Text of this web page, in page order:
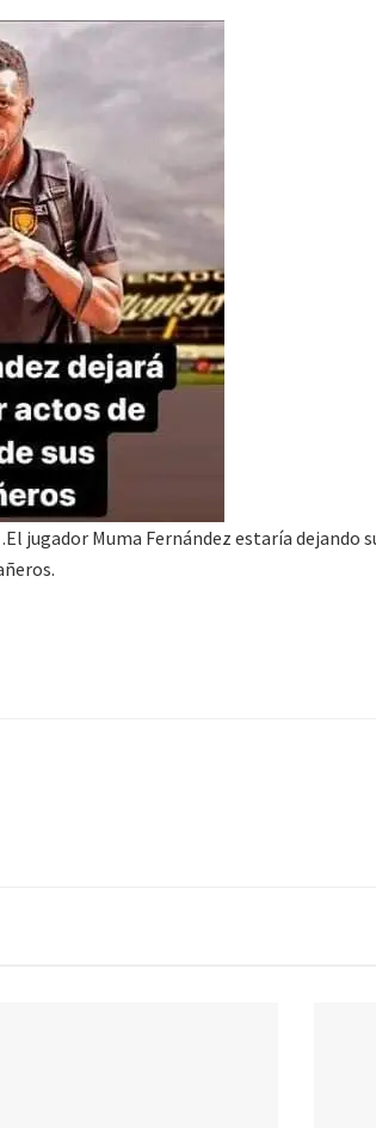
jugador Muma Fernández estaría dejando